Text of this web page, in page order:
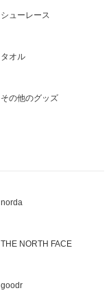
シューレース
タオル
その他のグッズ
norda
THE NORTH FACE
goodr